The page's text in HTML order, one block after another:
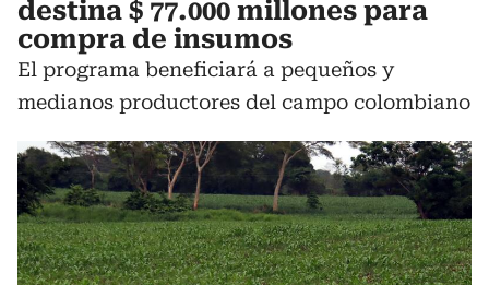
destina $ 77.000 millones para
compra de insumos
El programa beneficiará a pequeños y
medianos productores del campo colombiano